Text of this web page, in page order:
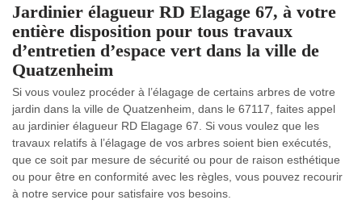
Jardinier élagueur RD Elagage 67, à votre
entière disposition pour tous travaux
d’entretien d’espace vert dans la ville de
Quatzenheim
Si vous voulez procéder à l’élagage de certains arbres de votre
jardin dans la ville de Quatzenheim, dans le 67117, faites appel
au jardinier élagueur RD Elagage 67. Si vous voulez que les
travaux relatifs à l’élagage de vos arbres soient bien exécutés,
que ce soit par mesure de sécurité ou pour de raison esthétique
ou pour être en conformité avec les règles, vous pouvez recourir
à notre service pour satisfaire vos besoins.